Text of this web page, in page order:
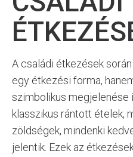
A családi étkezések
egy étkezési forma,
szimbolikus megjelenése
klasszikus rántott ételek,
zöldségek, mindenki
jelentik. Ezek az